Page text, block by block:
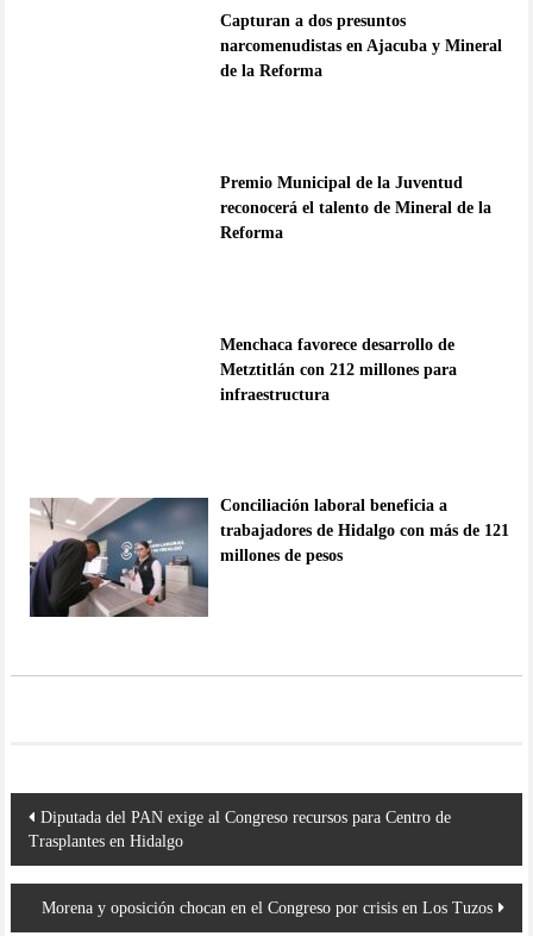
Capturan a dos presuntos
narcomenudistas en Ajacuba y Mineral
de la Reforma
Premio Municipal de la Juventud
reconocerá el talento de Mineral de la
Reforma
Menchaca favorece desarrollo de
Metztitlán con 212 millones para
infraestructura
Conciliación laboral beneficia a
trabajadores de Hidalgo con más de 121
millones de pesos
Navegación
de
entradas
Diputada del PAN exige al Congreso recursos para Centro de
Trasplantes en Hidalgo
Morena y oposición chocan en el Congreso por crisis en Los Tuzos